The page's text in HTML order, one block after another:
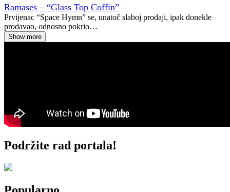
Ramases – “Glass Top Coffin”
Prvijenac “Space Hymn” se, unatoč slaboj prodaji, ipak donekle
prodavao, odnosno pokrio…
Show more
Podržite rad portala!